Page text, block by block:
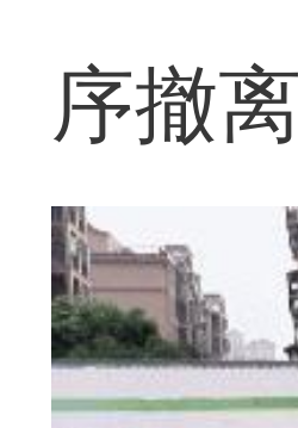
序撤